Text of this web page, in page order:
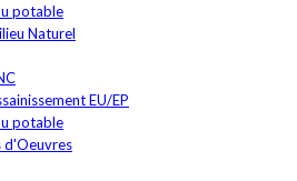
potable
Naturel
EU/EP
potable
d'Oeuvres